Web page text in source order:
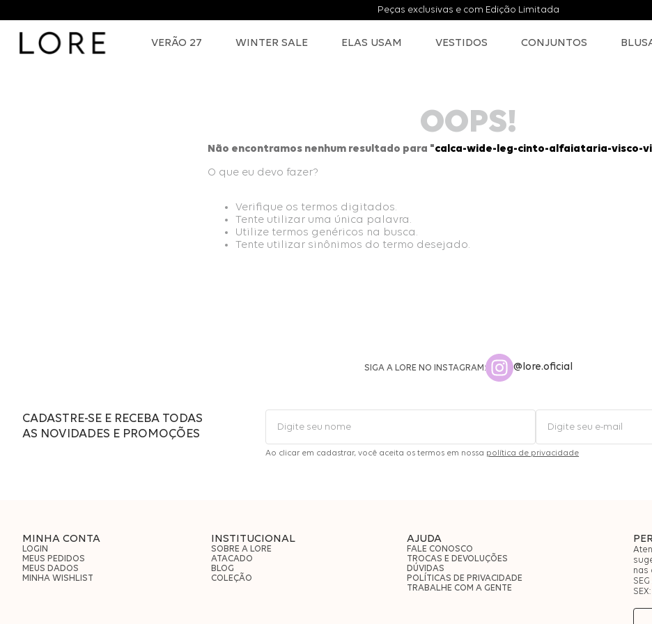
Peças exclusivas e com Edição Limitada
VERÃO 27 WINTER SALE ELAS USAM VESTIDOS CONJUNTOS
OOPS!
Não encontramos nenhum resultado para "calca-wide-leg-cinto-alfaiataria-visco-
O que eu devo fazer?
Verifique os termos digitados.
Tente utilizar uma única palavra.
Utilize termos genéricos na busca.
Tente utilizar sinônimos do termo desejado.
SIGA A LORE NO INSTAGRAM: @lore.oficial
CADASTRE-SE E RECEBA TODAS
AS NOVIDADES E PROMOÇÕES
Ao clicar em cadastrar, você aceita os termos em nossa política de privacidade
MINHA CONTA
LOGIN
MEUS PEDIDOS
MEUS DADOS
MINHA WISHLIST
INSTITUCIONAL
SOBRE A LORE
ATACADO
BLOG
COLEÇÃO
AJUDA
FALE CONOSCO
TROCAS E DEVOLUÇÕES
DÚVIDAS
POLÍTICAS DE PRIVACIDADE
TRABALHE COM A GENTE
nas